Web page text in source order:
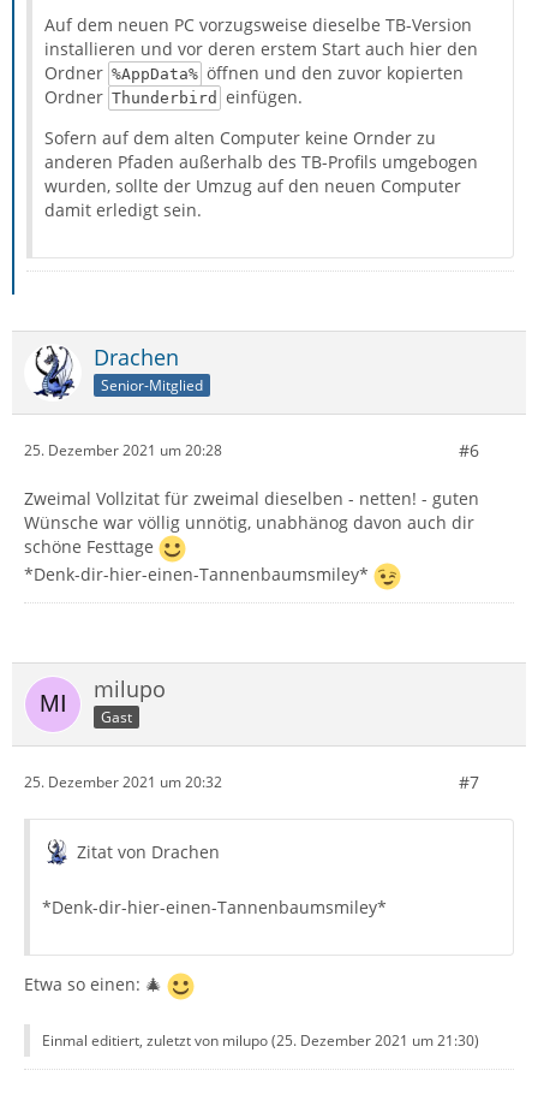
Auf dem neuen PC vorzugsweise dieselbe TB-Version
installieren und vor deren erstem Start auch hier den
Ordner %AppData% öffnen und den zuvor kopierten
Ordner Thunderbird einfügen.
Sofern auf dem alten Computer keine Ornder zu
anderen Pfaden außerhalb des TB-Profils umgebogen
wurden, sollte der Umzug auf den neuen Computer
damit erledigt sein.
Drachen
Senior-Mitglied
25. Dezember 2021 um 20:28 #6
Zweimal Vollzitat für zweimal dieselben - netten! - guten
Wünsche war völlig unnötig, unabhänog davon auch dir
schöne Festtage
*Denk-dir-hier-einen-Tannenbaumsmiley*
milupo
Gast
25. Dezember 2021 um 20:32 #7
Zitat von Drachen
*Denk-dir-hier-einen-Tannenbaumsmiley*
Etwa so einen: 🎄
Einmal editiert, zuletzt von milupo (25. Dezember 2021 um 21:30)